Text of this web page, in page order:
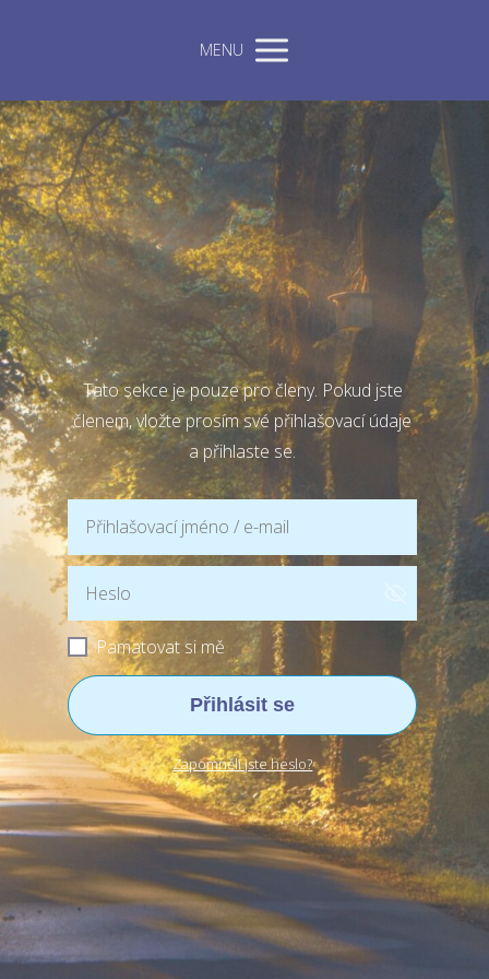
MENU
Tato sekce je pouze pro členy. Pokud jste
členem, vložte prosím své přihlašovací údaje
a přihlaste se.
Pamatovat si mě
Přihlásit se
Zapomněli jste heslo?